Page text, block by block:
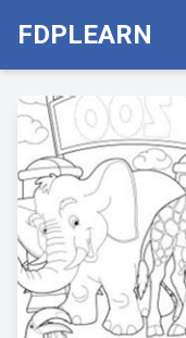
FDPLEARN